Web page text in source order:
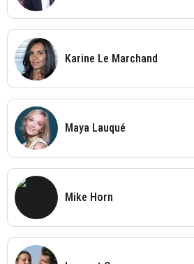
Karine Le Marchand
Maya Lauqué
Mike Horn